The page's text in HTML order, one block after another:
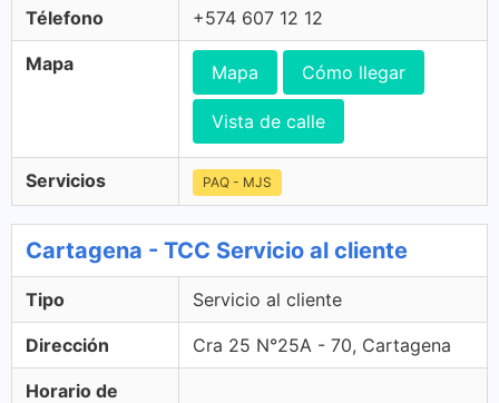
Télefono +574 607 12 12
Mapa Mapa Cómo llegar
Vista de calle
Servicios PAQ - MJS
Cartagena - TCC Servicio al cliente
Tipo Servicio al cliente
Dirección Cra 25 N°25A - 70, Cartagena
Horario de